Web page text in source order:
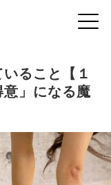
ること【１
意」になる魔